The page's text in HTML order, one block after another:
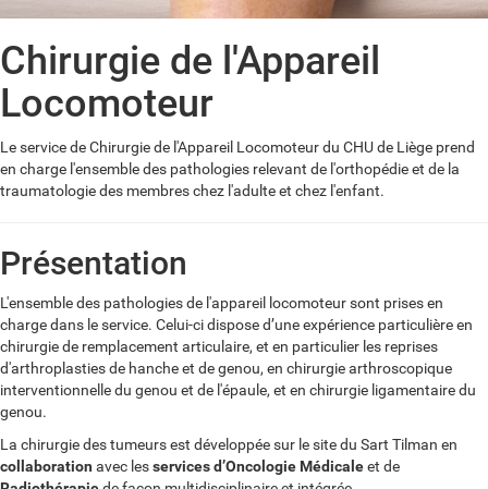
Chirurgie de l'Appareil
Locomoteur
Le service de Chirurgie de l'Appareil Locomoteur du CHU de Liège prend
en charge l'ensemble des pathologies relevant de l'orthopédie et de la
traumatologie des membres chez l'adulte et chez l'enfant.
Présentation
L'ensemble des pathologies de l'appareil locomoteur sont prises en
charge dans le service. Celui-ci dispose d’une expérience particulière en
chirurgie de remplacement articulaire, et en particulier les reprises
d'arthroplasties de hanche et de genou, en chirurgie arthroscopique
interventionnelle du genou et de l'épaule, et en chirurgie ligamentaire du
genou.
La chirurgie des tumeurs est développée sur le site du Sart Tilman en
collaboration avec lesservices d’Oncologie Médicaleet de